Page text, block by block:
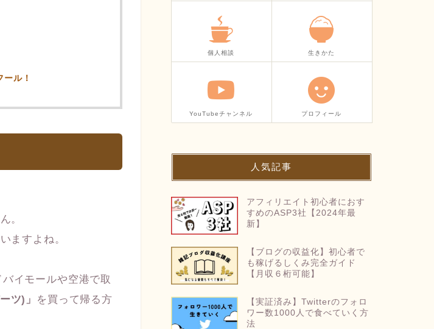
ル！
。
ますよね。
バイモールや空港で取
ツ)」
を買って帰る方
個人相談 生きかた
YouTubeチャンネル プロフィール
人気記事
アフィリエイト初心者におす
すめのASP3社【2024年最
新】
【ブログの収益化】初心者で
も稼げるしくみ完全ガイド
【月収６桁可能】
【実証済み】Twitterのフォロ
ワー数1000人で食べていく方
法